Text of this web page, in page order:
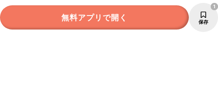
無料アプリで開く 保存
1